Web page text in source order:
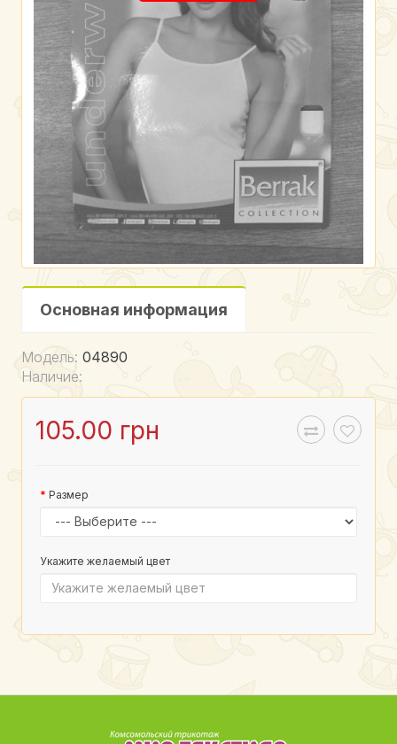
Основная информация
Модель: 04890
Наличие:
105.00 грн
Размер
Укажите желаемый цвет